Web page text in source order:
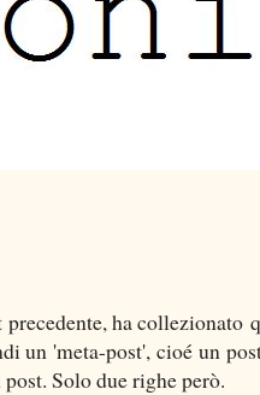
precedente, ha collezionato
un 'meta-post', cioé un
Solo due righe però.